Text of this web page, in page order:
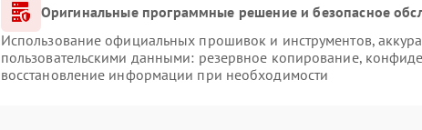
Оригинальные программные решение и безопасное
Использование официальных прошивок и инструментов,
пользовательскими данными: резервное копирование,
восстановление информации при необходимости